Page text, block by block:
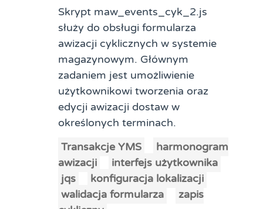
Skrypt maw_events_cyk_2.js
służy do obsługi formularza
awizacji cyklicznych w systemie
magazynowym. Głównym
zadaniem jest umożliwienie
użytkownikowi tworzenia oraz
edycji awizacji dostaw w
określonych terminach.
Transakcje YMS
harmonogram
awizacji
interfejs użytkownika
jqs
konfiguracja lokalizacji
walidacja formularza
zapis